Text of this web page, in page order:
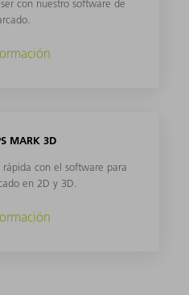
con nuestro software de
MARK 3D
con el software para
en 2D y 3D.